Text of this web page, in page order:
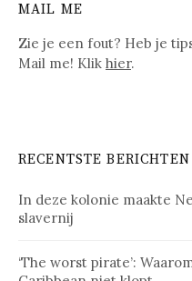
MAIL ME
Zie je een fout? Heb je
Mail me! Klik hier.
RECENTSTE BERICHTEN
In deze kolonie maakte
slavernij
‘The worst pirate’: